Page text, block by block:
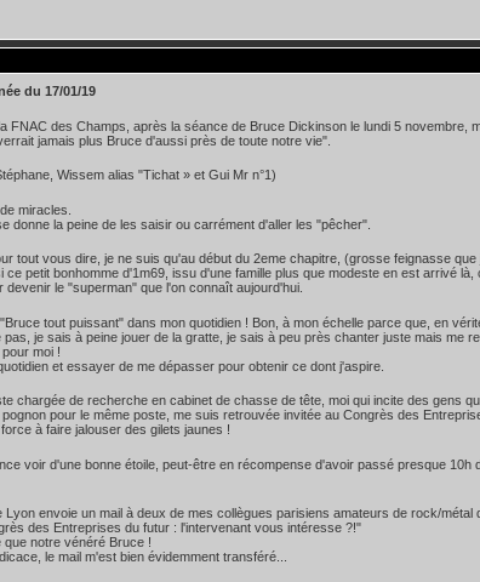
du 17/01/19
FNAC des Champs, après la séance de Bruce Dickinson le lundi 5 novembre,
jamais plus Bruce d'aussi près de toute notre vie".
Wissem alias "Tichat » et Gui Mr n°1)
miracles.
donne la peine de les saisir ou carrément d'aller les "pêcher".
tout vous dire, je ne suis qu'au début du 2eme chapitre, (grosse feignasse que
petit bonhomme d'1m69, issu d'une famille plus que modeste en est arrivé là,
le "superman" que l'on connaît aujourd'hui.
tout puissant" dans mon quotidien ! Bon, à mon échelle parce que, en
je sais à peine jouer de la gratte, je sais à peu près chanter juste mais me
moi !
et essayer de me dépasser pour obtenir ce dont j'aspire.
chargée de recherche en cabinet de chasse de tête, moi qui incite des gens
pour le même poste, me suis retrouvée invitée au Congrès des
à faire jalouser des gilets jaunes !
voir d'une bonne étoile, peut-être en récompense d'avoir passé presque 10h
Lyon envoie un mail à deux de mes collègues parisiens amateurs de rock/métal
des Entreprises du futur : l'intervenant vous intéresse ?!"
que notre vénéré Bruce !
le mail m'est bien évidemment transféré...